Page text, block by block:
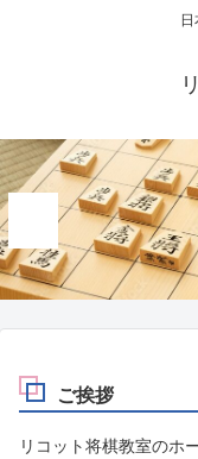
ご挨拶
リコット将棋教室のホ